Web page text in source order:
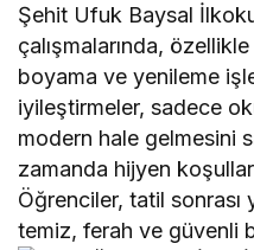
Şehit Ufuk Baysal
çalışmalarında,
boyama ve yenileme
iyileştirmeler, sadece
modern hale gelmesini
zamanda hijyen
Öğrenciler, tatil
temiz, ferah ve güvenli